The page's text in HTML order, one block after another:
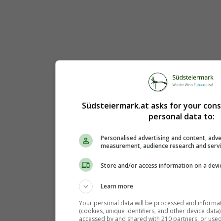
Südsteiermark.at asks for your
personal data to:
Personalised advertising and content,
measurement, audience research and
Store and/or access information on a
Learn more
Your personal data will be processed and
(cookies, unique identifiers, and other device
accessed by and shared with 210 partners, or